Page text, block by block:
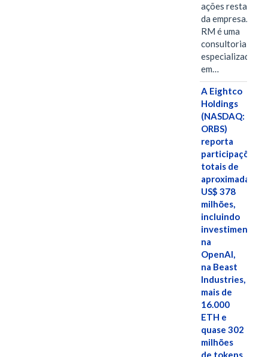
ações restantes
da empresa. A S-
RM é uma
consultoria
especializada
em…
A Eightco
Holdings
(NASDAQ:
ORBS)
reporta
participações
totais de
US$ 378
milhões,
incluindo
investimentos
na
OpenAI,
na Beast
Industries,
mais de
16.000
ETH e
quase 302
milhões
de tokens